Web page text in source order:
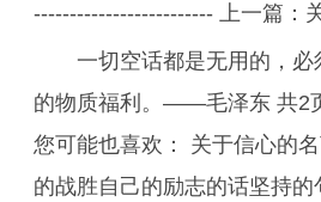
------------------------- 上一篇：
一切空话都是无用的，
的物质福利。——毛泽东 共2
您可能也喜欢： 关于信心的
的战胜自己的励志的话坚持